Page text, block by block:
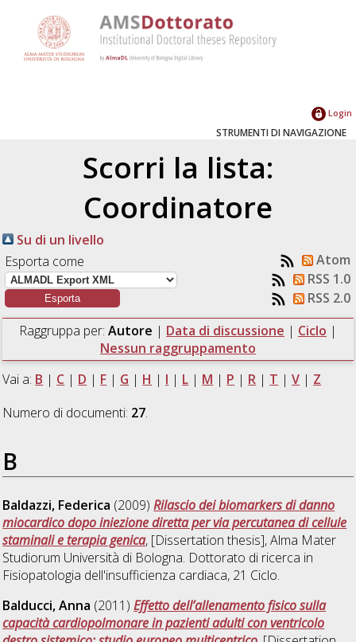
Login
STRUMENTI DI NAVIGAZIONE
Scorri la lista:
Coordinatore
Su di un livello
Esporta come
Atom
RSS 1.0
RSS 2.0
Raggruppa per: Autore | Data di discussione | Ciclo |
Nessun raggruppamento
Vai a: B | C | D | F | G | H | I | L | M | P | R | T |V | Z
Numero di documenti: 27.
B
Baldazzi, Federica (2009)Rilascio dei biomarkers di danno
miocardico dopo iniezione diretta per via percutanea di cellule
staminali e terapia genica, [Dissertation thesis], Alma Mater
Studiorum Università di Bologna. Dottorato di ricerca in
Fisiopatologia dell'insufficienza cardiaca, 21 Ciclo.
Balducci, Anna (2011)Effetto dell’allenamento fisico sulla
capacità cardiopolmonare in pazienti adulti con ventricolo